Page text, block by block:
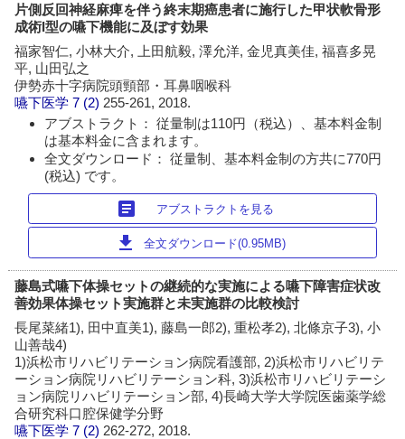
片側反回神経麻痺を伴う終末期癌患者に施行した甲状軟骨形
成術I型の嚥下機能に及ぼす効果
福家智仁, 小林大介, 上田航毅, 澤允洋, 金児真美佳, 福喜多晃
平, 山田弘之
伊勢赤十字病院頭頸部・耳鼻咽喉科
嚥下医学 7 (2) 255-261, 2018.
アブストラクト： 従量制は110円（税込）、基本料金制
は基本料金に含まれます。
全文ダウンロード： 従量制、基本料金制の方共に770円
(税込) です。
article アブストラクトを見る
download 全文ダウンロード(0.95MB)
藤島式嚥下体操セットの継続的な実施による嚥下障害症状改
善効果体操セット実施群と未実施群の比較検討
長尾菜緒1), 田中直美1), 藤島一郎2), 重松孝2), 北條京子3), 小
山善哉4)
1)浜松市リハビリテーション病院看護部, 2)浜松市リハビリテ
ーション病院リハビリテーション科, 3)浜松市リハビリテーシ
ョン病院リハビリテーション部, 4)長崎大学大学院医歯薬学総
合研究科口腔保健学分野
嚥下医学 7 (2) 262-272, 2018.